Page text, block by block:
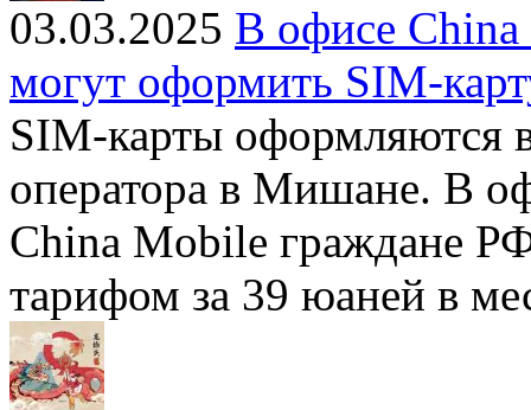
03.03.2025 В офисе
могут оформить SIM-
SIM-карты оформляются
оператора в Мишане. В
China Mobile граждане
тарифом за 39 юаней в